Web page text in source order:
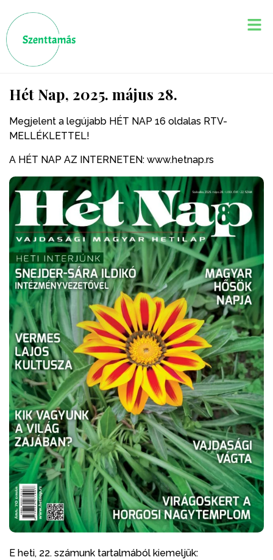
Hét Nap, 2025. május 28.
Megjelent a legújabb HÉT NAP 16 oldalas RTV-
MELLÉKLETTEL!
A HÉT NAP AZ INTERNETEN: www.hetnap.rs
E heti, 22. számunk tartalmából kiemeljük: